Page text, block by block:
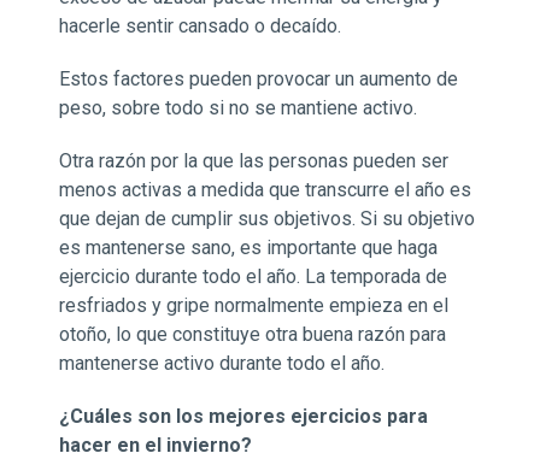
hacerle sentir cansado o decaído.
Estos factores pueden provocar un aumento de
peso, sobre todo si no se mantiene activo.
Otra razón por la que las personas pueden ser
menos activas a medida que transcurre el año es
que dejan de cumplir sus objetivos. Si su objetivo
es mantenerse sano, es importante que haga
ejercicio durante todo el año. La temporada de
resfriados y gripe normalmente empieza en el
otoño, lo que constituye otra buena razón para
mantenerse activo durante todo el año.
¿Cuáles son los mejores ejercicios para
hacer en el invierno?